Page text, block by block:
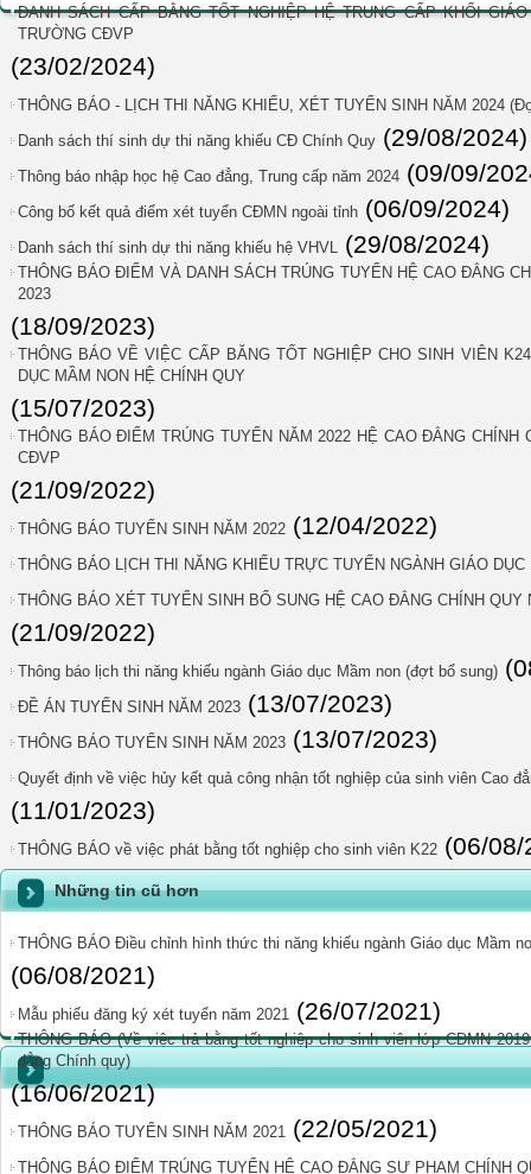
DANH SÁCH CẤP BẰNG TỐT NGHIỆP HỆ TRUNG CẤP KHỐI
TRƯỜNG CĐVP
(23/02/2024)
THÔNG BÁO - LỊCH THI NĂNG KHIẾU, XÉT TUYỂN SINH NĂM 2024
Danh sách thí sinh dự thi năng khiếu CĐ Chính Quy (29/08/2024)
Thông báo nhập học hệ Cao đẳng, Trung cấp năm 2024 (09/09/
Công bố kết quả điểm xét tuyển CĐMN ngoài tỉnh (06/09/2024)
Danh sách thí sinh dự thi năng khiếu hệ VHVL (29/08/2024)
THÔNG BÁO ĐIỂM VÀ DANH SÁCH TRÚNG TUYỂN HỆ CAO ĐẲNG
2023
(18/09/2023)
THÔNG BÁO VỀ VIỆC CẤP BĂNG TỐT NGHIỆP CHO SINH VIÊN
DỤC MẦM NON HỆ CHÍNH QUY
(15/07/2023)
THÔNG BÁO ĐIỂM TRÚNG TUYỂN NĂM 2022 HỆ CAO ĐẲNG CHÍNH
CĐVP
(21/09/2022)
THÔNG BÁO TUYỂN SINH NĂM 2022 (12/04/2022)
THÔNG BÁO LỊCH THI NĂNG KHIẾU TRỰC TUYẾN NGÀNH GIÁO DỤC
THÔNG BÁO XÉT TUYỂN SINH BỔ SUNG HỆ CAO ĐẲNG CHÍNH QUY
(21/09/2022)
Thông báo lịch thi năng khiếu ngành Giáo dục Mầm non (đợt bổ sung)
ĐỀ ÁN TUYỂN SINH NĂM 2023 (13/07/2023)
THÔNG BÁO TUYỂN SINH NĂM 2023 (13/07/2023)
Quyết định về việc hủy kết quả công nhận tốt nghiệp của sinh viên Cao
(11/01/2023)
THÔNG BÁO về việc phát bằng tốt nghiệp cho sinh viên K22 (06/08/
Những tin cũ hơn
THÔNG BÁO Điều chỉnh hình thức thi năng khiếu ngành Giáo dục Mầm
(06/08/2021)
Mẫu phiếu đăng ký xét tuyển năm 2021 (26/07/2021)
THÔNG BÁO (Về việc trả bằng tốt nghiệp cho sinh viên lớp CĐMN
đẳng Chính quy)
(16/06/2021)
THÔNG BÁO TUYỂN SINH NĂM 2021 (22/05/2021)
THÔNG BÁO ĐIỂM TRÚNG TUYỂN HỆ CAO ĐẲNG SƯ PHẠM CHÍNH